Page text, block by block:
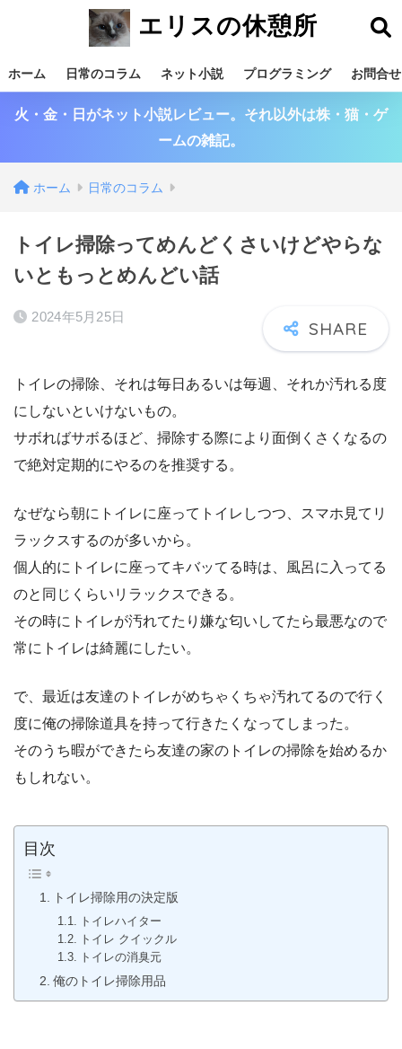
エリスの休憩所
ホーム 日常のコラム ネット小説 プログラミング お問合せ
火・金・日がネット小説レビュー。それ以外は株・猫・ゲ
ームの雑記。
ホーム 日常のコラム
トイレ掃除ってめんどくさいけどやらな
いともっとめんどい話
2024年5月25日
トイレの掃除、それは毎日あるいは毎週、それか汚れる度
にしないといけないもの。
サボればサボるほど、掃除する際により面倒くさくなるの
で絶対定期的にやるのを推奨する。
なぜなら朝にトイレに座ってトイレしつつ、スマホ見てリ
ラックスするのが多いから。
個人的にトイレに座ってキバッてる時は、風呂に入ってる
のと同じくらいリラックスできる。
その時にトイレが汚れてたり嫌な匂いしてたら最悪なので
常にトイレは綺麗にしたい。
で、最近は友達のトイレがめちゃくちゃ汚れてるので行く
度に俺の掃除道具を持って行きたくなってしまった。
そのうち暇ができたら友達の家のトイレの掃除を始めるか
もしれない。
目次
トイレ掃除用の決定版
トイレハイター
トイレ クイックル
トイレの消臭元
俺のトイレ掃除用品